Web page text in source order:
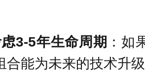
3-5年生命周期 ：如
合能为未来的技术升